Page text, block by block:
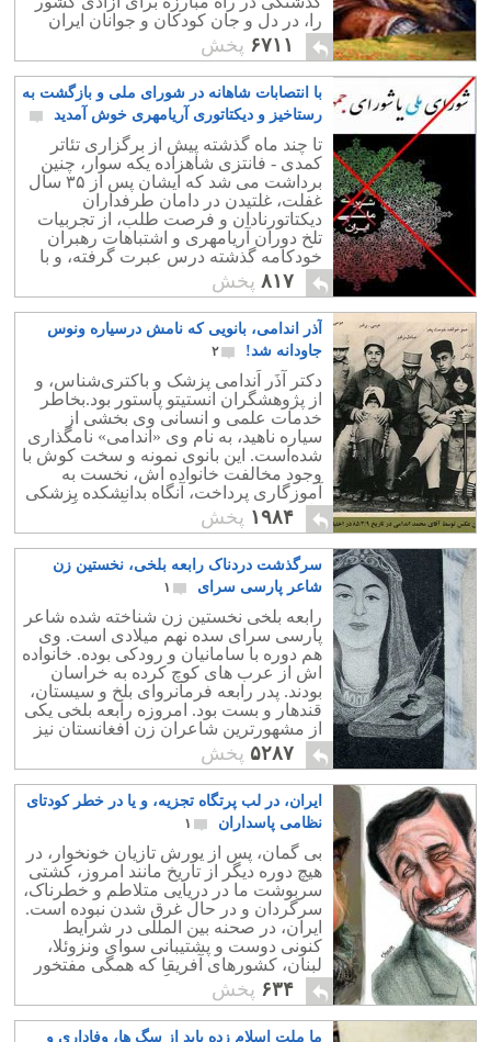
را، در دل و جان کودکان و جوانان ایران
زمین، زنده کنیم.
۶۷۱۱ پخش
با انتصابات شاهانه در شورای ملی و بازگشت به
رستاخیز و دیکتاتوری آریامهری خوش آمدید
۱۳
تا چند ماه گذشته پیش از برگزاری تئاتر
کمدی - فانتزی شاهزاده یکه سوار، چنین
برداشت می شد که ایشان پس از ۳۵ سال
غفلت، غلتیدن در دامان طرفداران
دیکتاتورنادان و فرصت طلب، از تجربیات
تلخ دوران آریامهری و اشتباهات رهبران
خودکامه گذشته درس عبرت گرفته، و با
مردم همراه شود. ولی افسوس، و صد
افسوس که چنین نشد.
۸۱۷ پخش
آذر اندامی، بانویی که نامش درسیاره ونوس
جاودانه شد!
۲
دکتر آذَر اَندامی پزشک و باکتری‌شناس، و
از پژوهشگران انستیتو پاستور بود.بخاطر
خدمات علمی و انسانی وی بخشی از
سیاره ناهید، به نام وی «اندامی» نامگذاری
شده‌است. این بانوی نمونه و سخت کوش با
وجود مخالفت خانواده اش، نخست به
آموزگاری پرداخت، آنگاه بدانشکده پزشکی
راه یافت سپس به تحقیقات آزمایشگاهی
پرداخت.
۱۹۸۴ پخش
سرگذشت دردناک رابعه بلخی، نخستین زن
شاعر پارسی‌ سرای
۱
رابعه بلخی نخستين زن شناخته شده شاعر
پارسی سرای سده نهم میلادی است. وی
هم دوره با سامانیان و رودکی بوده. خانواده
اش از عرب های کوچ کرده به خراسان
بودند. پدر رابعه فرمانروای بلخ و سیستان،
قندهار و بست بود. امروزه رابعه بلخی یکی
از مشهورترین شاعران زن افغانستان نیز
خوانده می شود.
۵۲۸۷ پخش
ایران، در لب پرتگاه تجزیه، و یا در خطر کودتای
نظامی پاسداران
۱
بی گمان، پس از یورش تازیان خونخوار، در
هیچ دوره دیگر از تاریخ مانند امروز، کشتی
سربوشت ما در دریایی متلاطم و خطرناک،
سرگردان و در حال غرق شدن نبوده است.
ایران، در صحنه بین المللی در شرایط
کنونی دوست و پشتیبانی سوای ونزوئلا،
لبنان، کشورهای آفریقا که همگی مفتخور
و سودجویند دوست دیگری ندارد.
۶۳۴ پخش
ما ملت اسلام زده باید از سگ ها، وفاداری و